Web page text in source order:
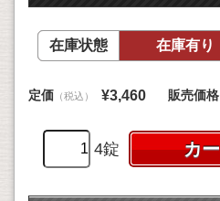
在庫状態 在庫有り
定価 （税込） ¥3,460 販売価格
4錠